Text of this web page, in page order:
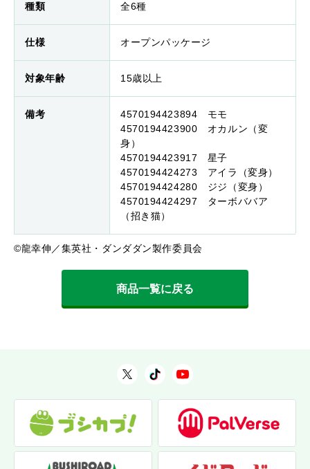
種類 全6種
仕様 オープンパッケージ
対象年齢 15歳以上
備考
4570194423894 モモ
4570194423900 オカルン（変
身）
4570194423917 星子
4570194424273 アイラ（変身）
4570194424280 ジジ（変身）
4570194424297 ターボババア
（招き猫）
©龍幸伸／集英社・ダンダダン製作委員会
商品一覧に戻る